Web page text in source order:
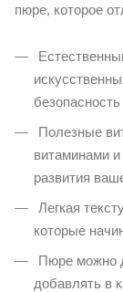
пюре, которое
Полезные
витаминами
развития
Легкая
которые
Пюре можно
добавлять в